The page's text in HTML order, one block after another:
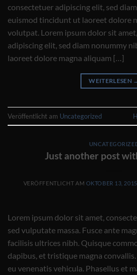
consectetuer adipiscing elit, sed
euismod tincidunt ut laoreet dolore
volutpat. Lorem ipsum dolor sit
adipiscing elit, sed diam nonummy
laoreet dolore magna aliquam […]
WEITERLESEN
Veröffentlicht am Uncategorized
Just another post
VERÖFFENTLICHT AM OKTOBER 13, 2015
Lorem ipsum dolor sit amet,
sed vulputate massa. Fusce ante
facilisis ultrices nibh. Quisque
dapibus, et tristique magna
eu venenatis vehicula. Phasellus et